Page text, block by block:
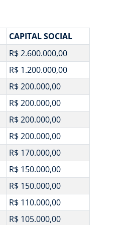
CAPITAL SOCIAL
R$ 2.600.000,00
R$ 1.200.000,00
R$ 200.000,00
R$ 200.000,00
R$ 200.000,00
R$ 200.000,00
R$ 170.000,00
R$ 150.000,00
R$ 150.000,00
R$ 110.000,00
R$ 105.000,00